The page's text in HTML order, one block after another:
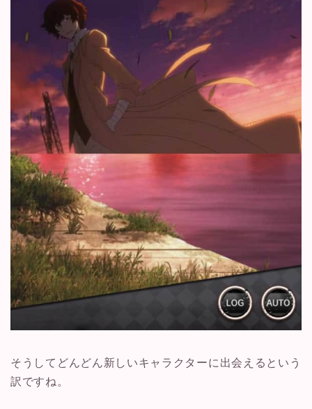
そうしてどんどん新しいキャラクターに出会えるという
訳ですね。